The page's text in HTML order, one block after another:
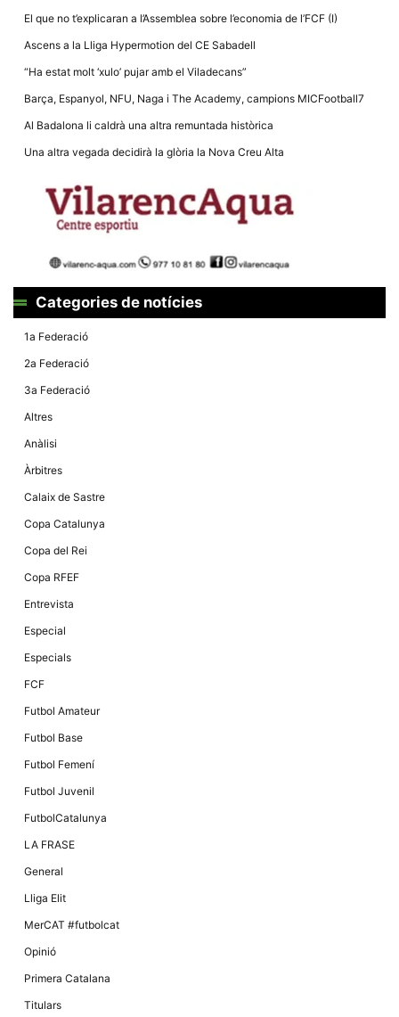
El que no t’explicaran a l’Assemblea sobre l’economia de l’FCF (I)
Ascens a la Lliga Hypermotion del CE Sabadell
“Ha estat molt ‘xulo’ pujar amb el Viladecans”
Barça, Espanyol, NFU, Naga i The Academy, campions MICFootball7
Al Badalona li caldrà una altra remuntada històrica
Una altra vegada decidirà la glòria la Nova Creu Alta
Categories de notícies
1a Federació
2a Federació
3a Federació
Altres
Anàlisi
Àrbitres
Calaix de Sastre
Copa Catalunya
Copa del Rei
Copa RFEF
Entrevista
Especial
Especials
FCF
Futbol Amateur
Futbol Base
Futbol Femení
Futbol Juvenil
FutbolCatalunya
LA FRASE
General
Lliga Elit
MerCAT #futbolcat
Opinió
Primera Catalana
Titulars
lloc funcioni tan
possible. Si
aquestes
algunes
desapareixeran
Màrqueting
En compartir
els teus
comportament
mentre
incrementes